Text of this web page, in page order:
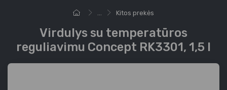
... Kitos prekės
Virdulys su temperatūros
reguliavimu Concept RK3301, 1,5 l